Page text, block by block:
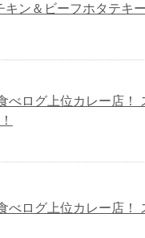
キン＆ビーフホタテキ
べログ上位カレー店
べログ上位カレー店